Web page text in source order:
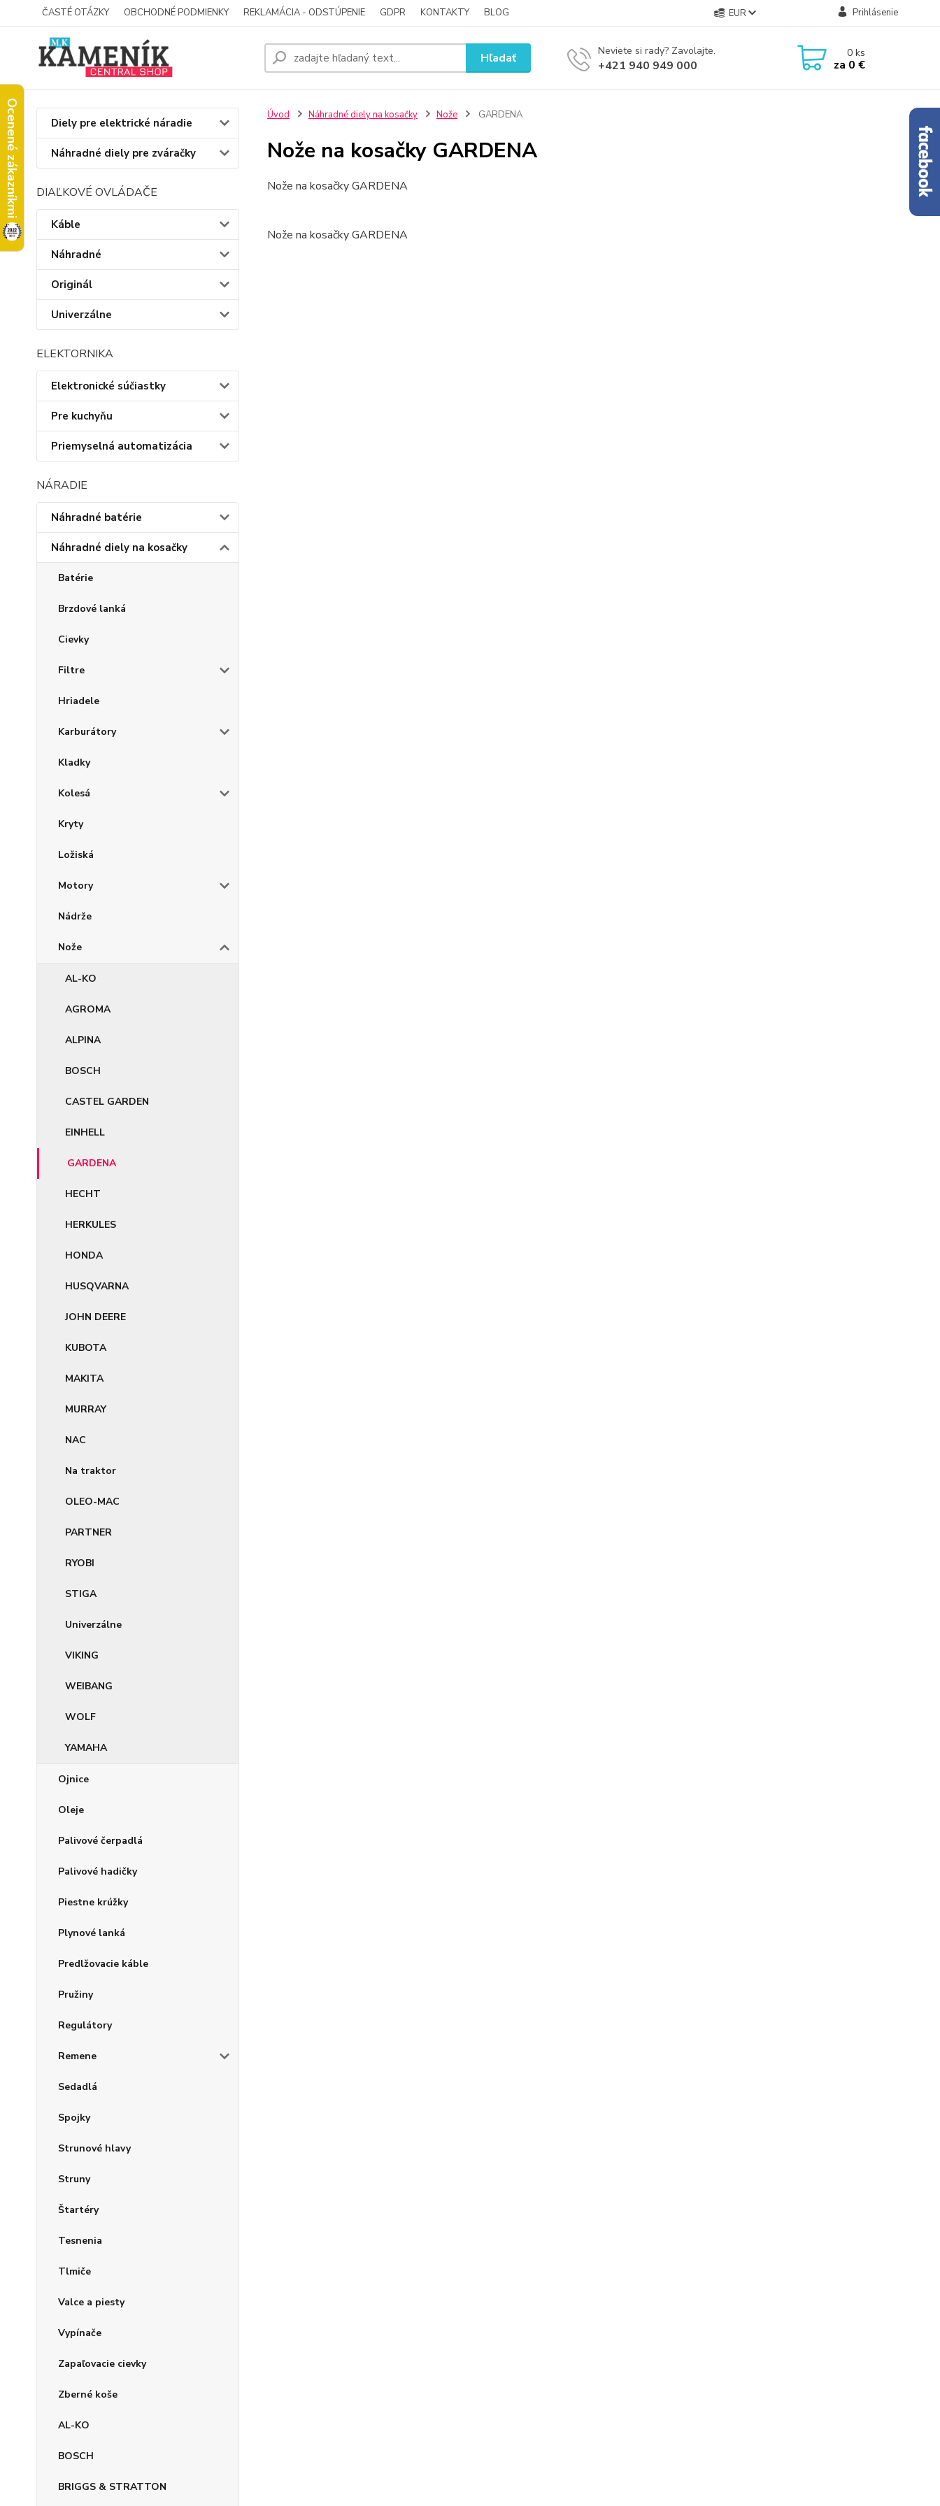
Ocenené zákazníkmi
ČASTÉ OTÁZKY OBCHODNÉ PODMIENKY REKLAMÁCIA - ODSTÚPENIE GDPR KONTAKTY BLOG EUR Prihlásenie
Hľadať Neviete si rady? Zavolajte.
+421 940 949 000
0ks
za 0 €
Diely pre elektrické náradie
Náhradné diely pre zváračky
DIAĽKOVÉ OVLÁDAČE
Káble
Náhradné
Originál
Univerzálne
ELEKTORNIKA
Elektronické súčiastky
Pre kuchyňu
Priemyselná automatizácia
NÁRADIE
Náhradné batérie
Náhradné diely na kosačky
Batérie
Brzdové lanká
Cievky
Filtre
Hriadele
Karburátory
Kladky
Kolesá
Kryty
Ložiská
Motory
Nádrže
Nože
AL-KO
AGROMA
ALPINA
BOSCH
CASTEL GARDEN
EINHELL
GARDENA
HECHT
HERKULES
HONDA
HUSQVARNA
JOHN DEERE
KUBOTA
MAKITA
MURRAY
NAC
Na traktor
OLEO-MAC
PARTNER
RYOBI
STIGA
Univerzálne
VIKING
WEIBANG
WOLF
YAMAHA
Ojnice
Oleje
Palivové čerpadlá
Palivové hadičky
Piestne krúžky
Plynové lanká
Predlžovacie káble
Pružiny
Regulátory
Remene
Sedadlá
Spojky
Strunové hlavy
Struny
Štartéry
Tesnenia
Tlmiče
Valce a piesty
Vypínače
Zapaľovacie cievky
Zberné koše
AL-KO
BOSCH
BRIGGS & STRATTON
Úvod Náhradné diely na kosačky Nože GARDENA
Nože na kosačky GARDENA
Nože na kosačky GARDENA
Nože na kosačky GARDENA